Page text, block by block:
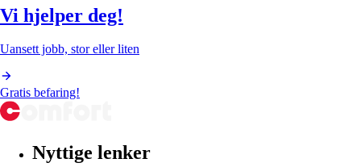
Vi hjelper deg!
Uansett jobb, stor eller liten
Gratis befaring!
Nyttige lenker